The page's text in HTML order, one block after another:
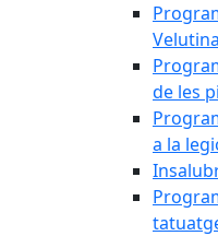
Velutina
de les
a la